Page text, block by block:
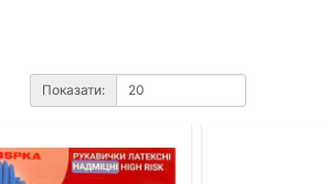
Показати: